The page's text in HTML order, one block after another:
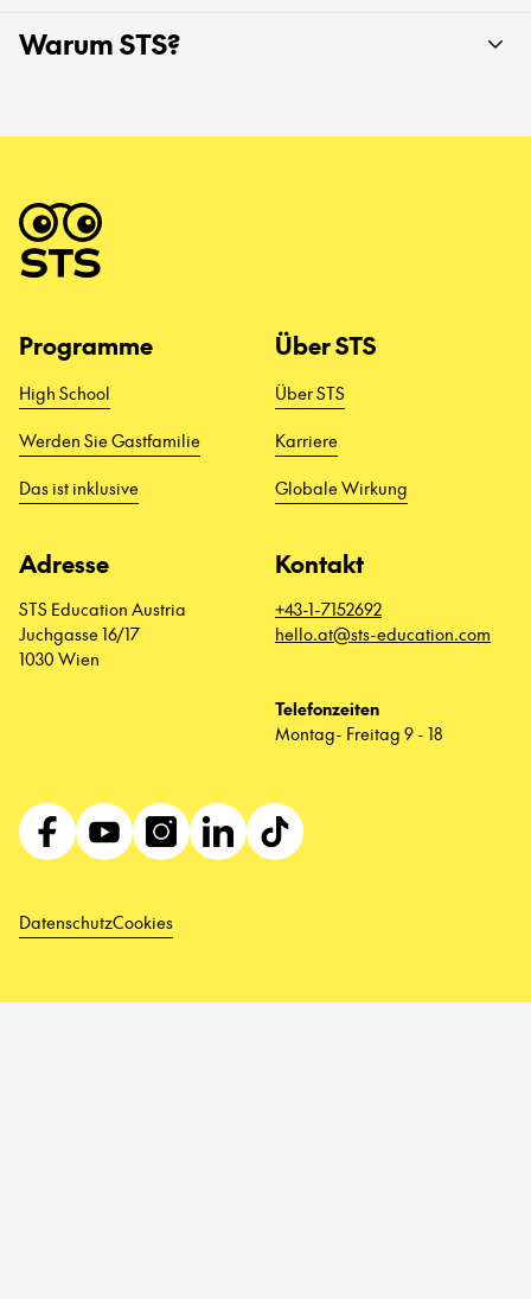
Warum STS?
Programme
High School
Werden Sie Gastfamilie
Das ist inklusive
Über STS
Über STS
Karriere
Globale Wirkung
Adresse
STS Education Austria
Juchgasse 16/17
1030 Wien
Kontakt
+43-1-7152692
hello.at@sts-education.com
Telefonzeiten
Montag- Freitag 9 - 18
DatenschutzCookies